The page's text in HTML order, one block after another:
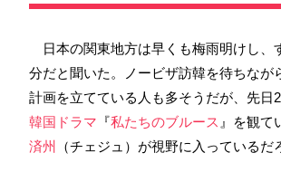
日本の関東地方は早くも梅雨明けし、
分だと聞いた。ノービザ訪韓を待ちなが
計画を立てている人も多そうだが、先日
韓国ドラマ 『私たちのブルース 』を観て
済州
（チェジュ）が視野に入っているだ